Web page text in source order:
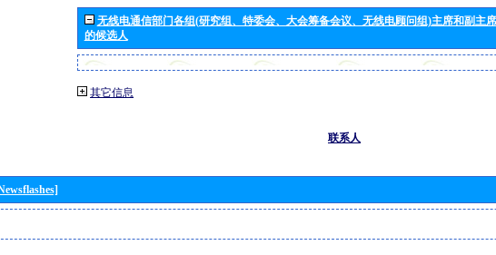
无线电通信部门各组(研究组、特委会、大会筹备会议、无线电顾问组)主席和副主席
的候选人
其它信息
联系人